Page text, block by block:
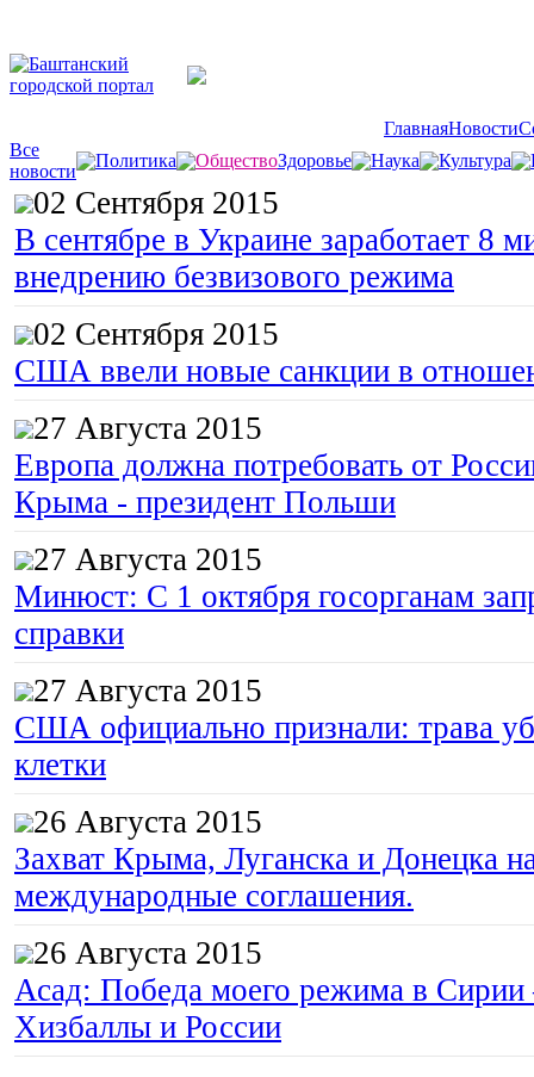
ГлавнаяНовости
Все
новости
Политика ОбществоЗдоровье Наука Культура
02 Сентября 2015
В сентябре в Украине заработает 8
внедрению безвизового режима
02 Сентября 2015
США ввели новые санкции в
27 Августа 2015
Европа должна потребовать от
Крыма - президент Польши
27 Августа 2015
Минюст: С 1 октября госорганам
справки
27 Августа 2015
США официально признали: трава
клетки
26 Августа 2015
Захват Крыма, Луганска и Донецка
международные соглашения.
26 Августа 2015
Асад: Победа моего режима в
Хизбаллы и России